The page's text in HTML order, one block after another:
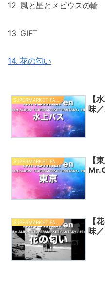
12. 風と星とメビウスの輪
13. GIFT
14. 花の匂い
【
味
【
【
味